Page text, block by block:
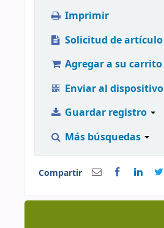
Imprimir
Solicitud de artículo
Agregar a su carrito
Enviar al dispositivo
Guardar registro
Más búsquedas
Compartir